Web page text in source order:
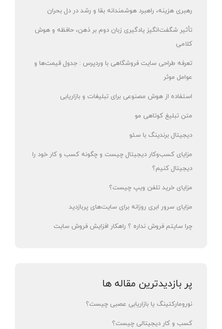
رهبری هزینه، راهبرد هوشمندانه بقا و رشد در دل بحران
تأثیر شگفت‌انگیز یادگیری زبان دوم بر ذهن، حافظه و هوش
کلامی
تعرفه طراحی سایت فروشگاهی با وردپرس : جدول قیمت‌ها و
عوامل موثر
استفاده از هوش مصنوعی برای تبلیغات و بازاریابی
متن تبلیغ کوتاهی مو
دیجیتال برندینگ با سئو
مزایای کسب‌وکار دیجیتال چیست و چگونه کسب و کار خود را
دیجیتال کنیم؟
مزایای خرید تلفن ویپ چیست؟
مزایای سرور ابری روزانه برای سایت‌های پربازدید
چرا سایتم فروش نداره ؟ راهکار افزایش فروش سایت
پر بازدیدترین مقاله ها
نورومارکتینگ یا بازاریابی عصبی چیست؟
کسب و کار دیجیتالی چیست؟